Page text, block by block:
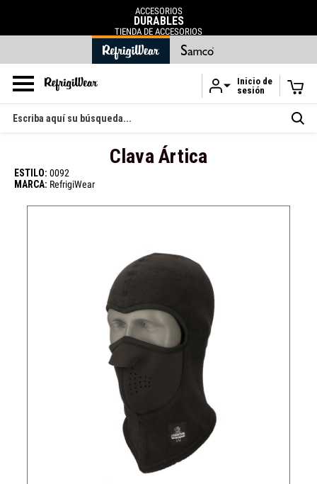
Ir al contenido principal
ACCESORIOS
DURABLES
TIENDA DE ACCESORIOS
Inicio de
sesión
Buscar
en
Clava Ártica
ESTILO: 0092
MARCA: RefrigiWear